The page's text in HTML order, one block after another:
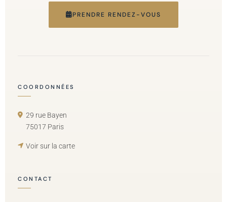
PRENDRE RENDEZ-VOUS
COORDONNÉES
29 rue Bayen
75017 Paris
Voir sur la carte
CONTACT